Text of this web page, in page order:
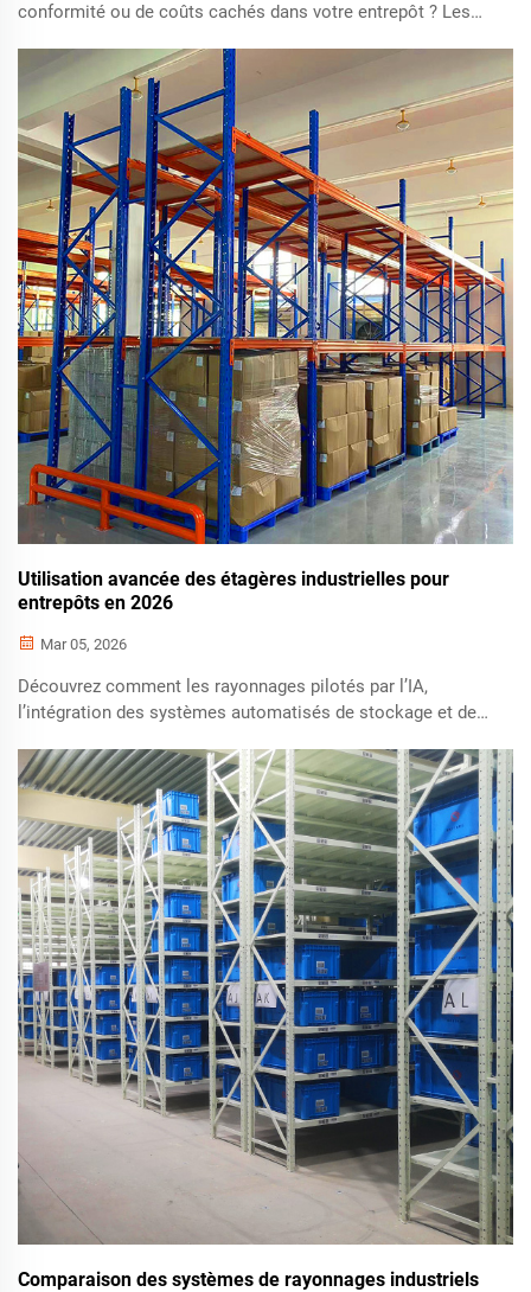
conformité ou de coûts cachés dans votre entrepôt ? Les
stockage améliorent le retour sur investissement (ROI),
préviennent les effondrements et garantissent la
conformité aux normes ASCE/RMI. Obtenez dès
maintenant votre évaluation gratuite de l’aménagement !
Utilisation avancée des étagères industrielles pour
entrepôts en 2026
Mar 05, 2026
Découvrez comment les rayonnages pilotés par l’IA,
l’intégration des systèmes automatisés de stockage et de
recul, à gravité pour palettes, mobiles) augmentent la
densité d’entreposage de 85 % et réduisent les délais de
prélèvement de 75 %. Optimisez dès maintenant.
Comparaison des systèmes de rayonnages industriels